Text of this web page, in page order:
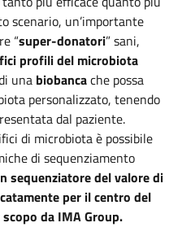
scenario, un’importante
“super-donatori” sani,
profili del microbiota
una biobancache possa
personalizzato, tenendo
dal paziente.
di microbiota è possibile
di sequenziamento
sequenziatore del valore di
per il centro del
da IMA Group.